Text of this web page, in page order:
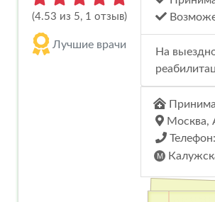
(4.53 из 5, 1 отзыв)
Лучшие врачи
На
Москва,
Телефон: